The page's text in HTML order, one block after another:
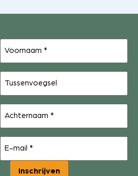
Voornaam
Tussenvoegsel
Achternaam
E-
mail(Vereist)
Inschrijven